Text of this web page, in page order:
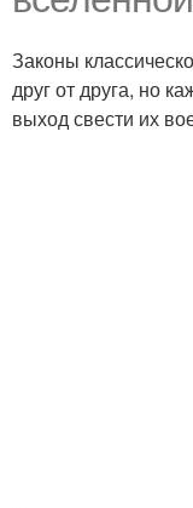
Законы
друг от друга, но
выход свести их